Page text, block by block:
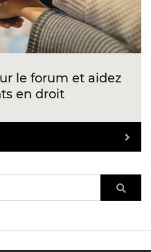
le forum et aidez
en droit